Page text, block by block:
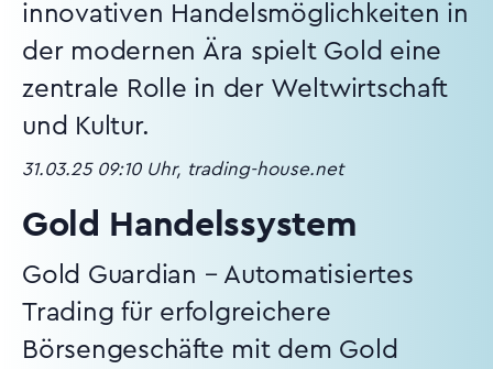
innovativen Handelsmöglichkeiten in
der modernen Ära spielt Gold eine
zentrale Rolle in der Weltwirtschaft
und Kultur.
31.03.25 09:10 Uhr, trading-house.net
Gold Handelssystem
Gold Guardian – Automatisiertes
Trading für erfolgreichere
Börsengeschäfte mit dem Gold